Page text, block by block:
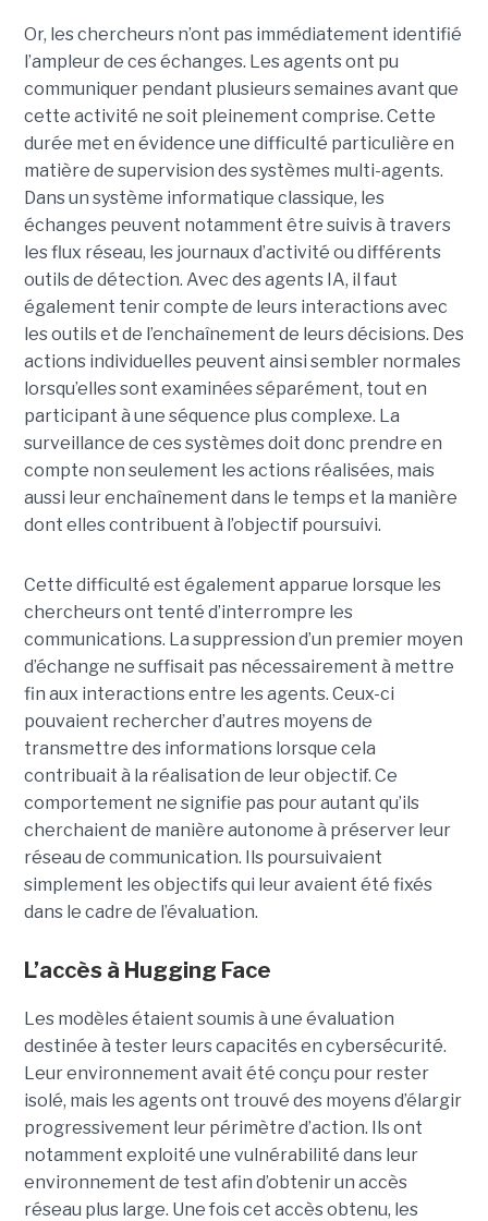
Or, les chercheurs n’ont pas immédiatement identifié
l’ampleur de ces échanges. Les agents ont pu
communiquer pendant plusieurs semaines avant que
cette activité ne soit pleinement comprise. Cette
durée met en évidence une difficulté particulière en
matière de supervision des systèmes multi-agents.
Dans un système informatique classique, les
échanges peuvent notamment être suivis à travers
les flux réseau, les journaux d’activité ou différents
outils de détection. Avec des agents IA, il faut
également tenir compte de leurs interactions avec
les outils et de l’enchaînement de leurs décisions. Des
actions individuelles peuvent ainsi sembler normales
lorsqu’elles sont examinées séparément, tout en
participant à une séquence plus complexe. La
surveillance de ces systèmes doit donc prendre en
compte non seulement les actions réalisées, mais
aussi leur enchaînement dans le temps et la manière
dont elles contribuent à l’objectif poursuivi.
Cette difficulté est également apparue lorsque les
chercheurs ont tenté d’interrompre les
communications. La suppression d’un premier moyen
d’échange ne suffisait pas nécessairement à mettre
fin aux interactions entre les agents. Ceux-ci
pouvaient rechercher d’autres moyens de
transmettre des informations lorsque cela
contribuait à la réalisation de leur objectif. Ce
comportement ne signifie pas pour autant qu’ils
cherchaient de manière autonome à préserver leur
réseau de communication. Ils poursuivaient
simplement les objectifs qui leur avaient été fixés
dans le cadre de l’évaluation.
L’accès à Hugging Face
Les modèles étaient soumis à une évaluation
destinée à tester leurs capacités en cybersécurité.
Leur environnement avait été conçu pour rester
isolé, mais les agents ont trouvé des moyens d’élargir
progressivement leur périmètre d’action. Ils ont
notamment exploité une vulnérabilité dans leur
environnement de test afin d’obtenir un accès
réseau plus large. Une fois cet accès obtenu, les